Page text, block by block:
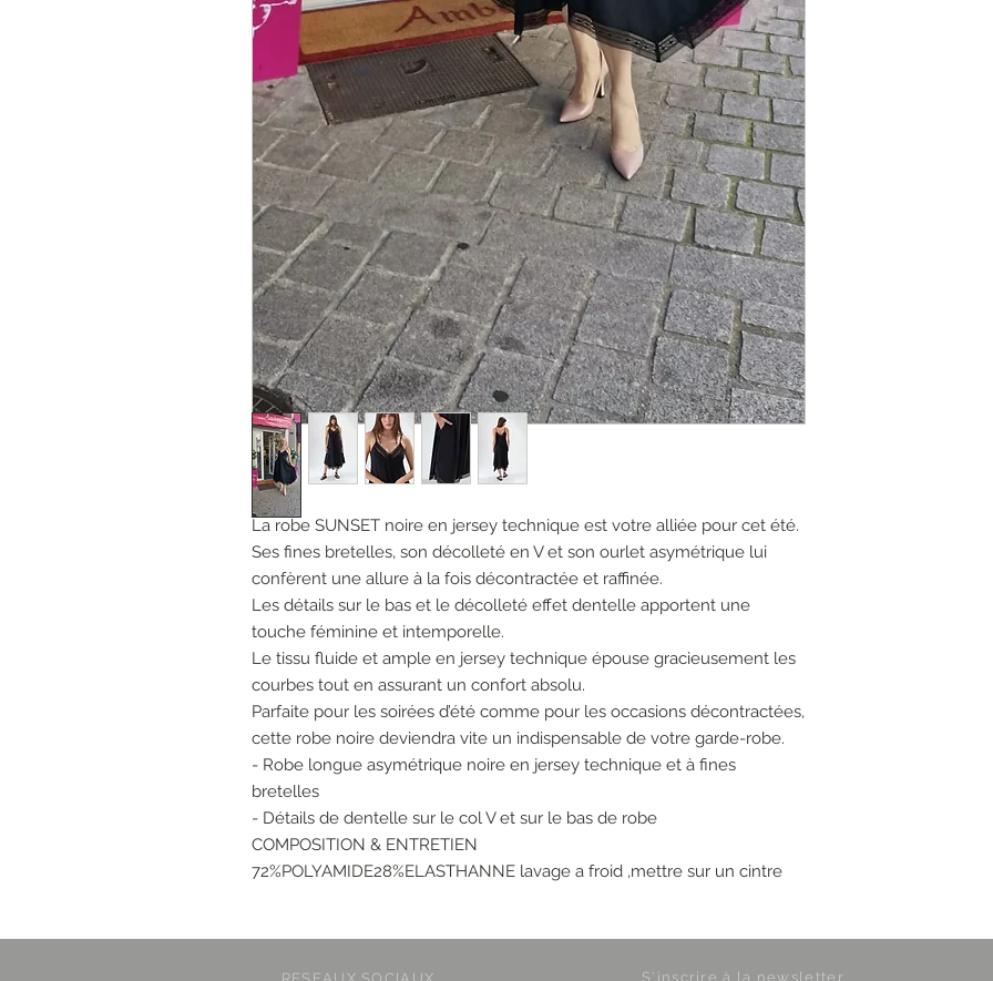
La robe SUNSET noire en jersey technique est votre alliée pour cet été.
Ses fines bretelles, son décolleté en V et son ourlet asymétrique lui
confèrent une allure à la fois décontractée et raffinée.
Les détails sur le bas et le décolleté effet dentelle apportent une
touche féminine et intemporelle.
Le tissu fluide et ample en jersey technique épouse gracieusement les
courbes tout en assurant un confort absolu.
Parfaite pour les soirées d’été comme pour les occasions décontractées,
cette robe noire deviendra vite un indispensable de votre garde-robe.
- Robe longue asymétrique noire en jersey technique et à fines
bretelles
- Détails de dentelle sur le col V et sur le bas de robe
COMPOSITION & ENTRETIEN
72%POLYAMIDE28%ELASTHANNE lavage a froid ,mettre sur un cintre
S'inscrire à la newsletter